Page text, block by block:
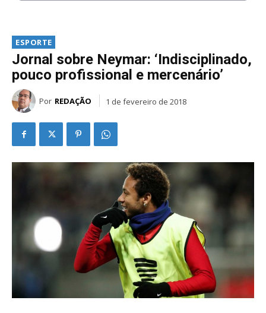
ESPORTE
Jornal sobre Neymar: ‘Indisciplinado,
pouco profissional e mercenário’
Por REDAÇÃO 1 de fevereiro de 2018